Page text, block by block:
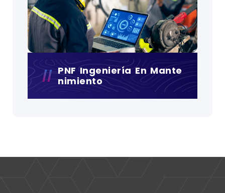
PNF Ingeniería En Mante
Nimiento